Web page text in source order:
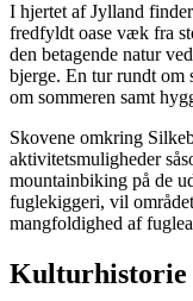
I hjertet af Jylland
fredfyldt oase væk fra
den betagende natur
bjerge. En tur rundt om
om sommeren samt
Skovene omkring
aktivitetsmuligheder
mountainbiking på de
fuglekiggeri, vil
mangfoldighed af
Kulturhistorie